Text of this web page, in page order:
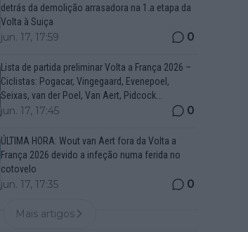
detrás da demolição arrasadora na 1.a etapa da
Volta à Suiça
jun. 17, 17:59 0
Lista de partida preliminar Volta a França 2026 –
Ciclistas: Pogacar, Vingegaard, Evenepoel,
Seixas, van der Poel, Van Aert, Pidcock...
jun. 17, 17:45 0
ÚLTIMA HORA: Wout van Aert fora da Volta a
França 2026 devido a infeção numa ferida no
cotovelo
jun. 17, 17:35 0
Mais artigos